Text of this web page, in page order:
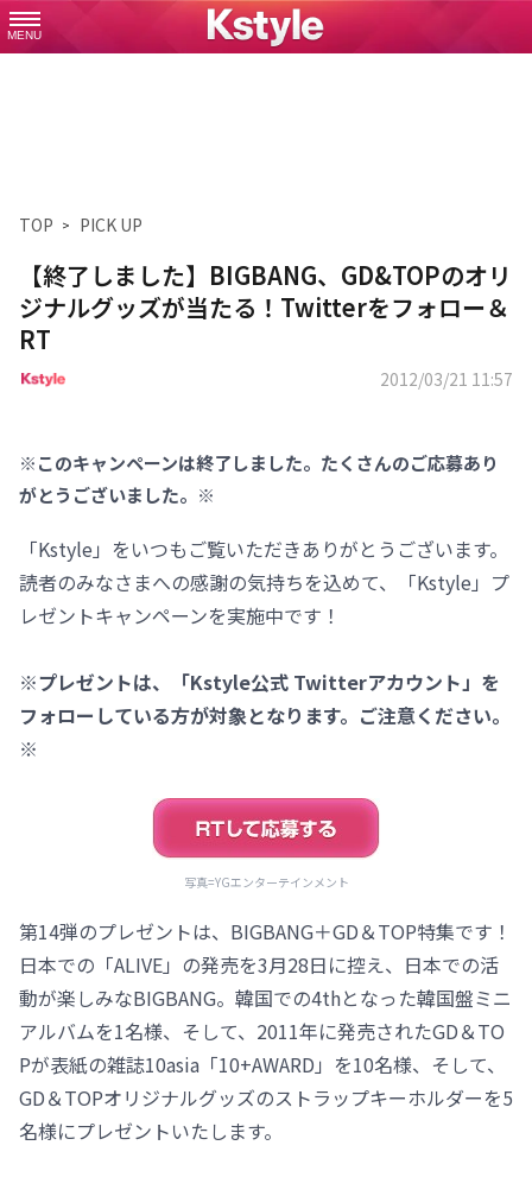
MENU
TOP PICK UP
【終了しました】BIGBANG、GD&TOPのオリ
ジナルグッズが当たる！Twitterをフォロー＆
RT
2012/03/21 11:57
※このキャンペーンは終了しました。たくさんのご応募あり
がとうございました。※
「Kstyle」をいつもご覧いただきありがとうございます。
読者のみなさまへの感謝の気持ちを込めて、「Kstyle」プ
レゼントキャンペーンを実施中です！
※プレゼントは、「Kstyle公式 Twitterアカウント」を
フォローしている方が対象となります。ご注意ください。
※
写真=YGエンターテインメント
第14弾のプレゼントは、BIGBANG＋GD＆TOP特集です！
日本での「ALIVE」の発売を3月28日に控え、日本での活
動が楽しみなBIGBANG。韓国での4thとなった韓国盤ミニ
アルバムを1名様、そして、2011年に発売されたGD＆TO
Pが表紙の雑誌10asia「10+AWARD」を10名様、そして、
GD＆TOPオリジナルグッズのストラップキーホルダーを5
名様にプレゼントいたします。